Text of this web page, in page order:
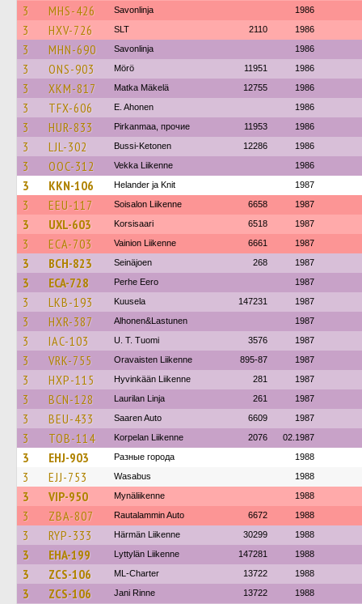
3 MHS-426 Savonlinja 1986
3 HXV-726 SLT 2110 1986
3 MHN-690 Savonlinja 1986
3 ONS-903 Mörö 11951 1986
3 XKM-817 Matka Mäkelä 12755 1986
3 TFX-606 E. Ahonen 1986
3 HUR-833 Pirkanmaa, прочие 11953 1986
3 LJL-302 Bussi-Ketonen 12286 1986
3 OOC-312 Vekka Liikenne 1986
3 KKN-106 Helander ja Knit 1987
3 EEU-117 Soisalon Liikenne 6658 1987
3 UXL-603 Korsisaari 6518 1987
3 ECA-703 Vainion Liikenne 6661 1987
3 BCH-823 Seinäjoen 268 1987
3 ECA-728 Perhe Eero 1987
3 LKB-193 Kuusela 147231 1987
3 HXR-387 Alhonen&Lastunen 1987
3 IAC-103 U. T. Tuomi 3576 1987
3 VRK-755 Oravaisten Liikenne 895-87 1987
3 HXP-115 Hyvinkään Liikenne 281 1987
3 BCN-128 Laurilan Linja 261 1987
3 BEU-433 Saaren Auto 6609 1987
3 TOB-114 Korpelan Liikenne 2076 02.1987
3 EHJ-903 Разные города 1988
3 EJJ-753 Wasabus 1988
3 VIP-950 Mynäliikenne 1988
3 ZBA-807 Rautalammin Auto 6672 1988
3 RYP-333 Härmän Liikenne 30299 1988
3 EHA-199 Lyttylän Liikenne 147281 1988
3 ZCS-106 ML-Charter 13722 1988
3 ZCS-106 Jani Rinne 13722 1988